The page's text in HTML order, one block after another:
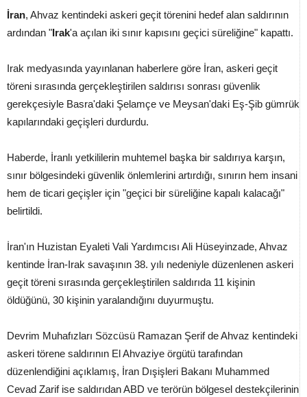
İran, Ahvaz kentindeki askeri geçit törenini hedef alan saldırının
ardından "Irak'a açılan iki sınır kapısını geçici süreliğine" kapattı.
Irak medyasında yayınlanan haberlere göre İran, askeri geçit
töreni sırasında gerçekleştirilen saldırısı sonrası güvenlik
gerekçesiyle Basra'daki Şelamçe ve Meysan'daki Eş-Şib gümrük
kapılarındaki geçişleri durdurdu.
Haberde, İranlı yetkililerin muhtemel başka bir saldırıya karşın,
sınır bölgesindeki güvenlik önlemlerini artırdığı, sınırın hem insani
hem de ticari geçişler için "geçici bir süreliğine kapalı kalacağı"
belirtildi.
İran'ın Huzistan Eyaleti Vali Yardımcısı Ali Hüseyinzade, Ahvaz
kentinde İran-Irak savaşının 38. yılı nedeniyle düzenlenen askeri
geçit töreni sırasında gerçekleştirilen saldırıda 11 kişinin
öldüğünü, 30 kişinin yaralandığını duyurmuştu.
Devrim Muhafızları Sözcüsü Ramazan Şerif de Ahvaz kentindeki
askeri törene saldırının El Ahvaziye örgütü tarafından
düzenlendiğini açıklamış, İran Dışişleri Bakanı Muhammed
Cevad Zarif ise saldırıdan ABD ve terörün bölgesel destekçilerinin